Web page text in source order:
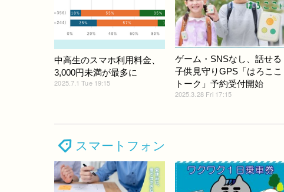
中高生のスマホ利用料金、
3,000円未満が最多に
2025.7.1 Tue 19:15
ゲーム・SNSなし、話せる
子供見守りGPS「はろここ
トーク」予約受付開始
2025.3.28 Fri 17:15
スマートフォン